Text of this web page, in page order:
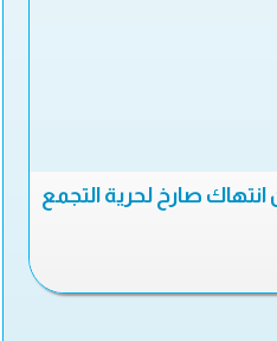
صارخ لحرية التجمع